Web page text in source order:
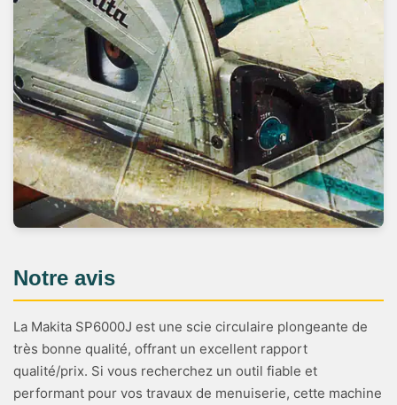
Notre avis
La Makita SP6000J est une scie circulaire plongeante de
très bonne qualité, offrant un excellent rapport
qualité/prix. Si vous recherchez un outil fiable et
performant pour vos travaux de menuiserie, cette machine